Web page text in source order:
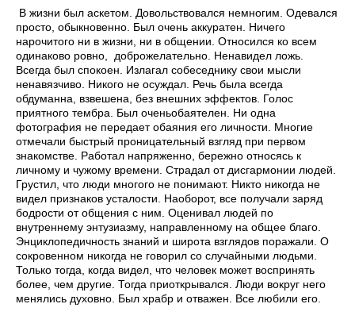
В жизни был аскетом. Довольствовался немногим. Одевался
просто, обыкновенно. Был очень аккуратен. Ничего
нарочитого ни в жизни, ни в общении. Относился ко всем
одинаково ровно, доброжелательно. Ненавидел ложь.
Всегда был спокоен. Излагал собеседнику свои мысли
ненавязчиво. Никого не осуждал. Речь была всегда
обдуманна, взвешена, без внешних эффектов. Голос
приятного тембра. Был оченьобаятелен. Ни одна
фотография не передает обаяния его личности. Многие
отмечали быстрый проницательный взгляд при первом
знакомстве. Работал напряженно, бережно относясь к
личному и чужому времени. Страдал от дисгармонии людей.
Грустил, что люди многого не понимают. Никто никогда не
видел признаков усталости. Наоборот, все получали заряд
бодрости от общения с ним. Оценивал людей по
внутреннему энтузиазму, направленному на общее благо.
Энциклопедичность знаний и широта взглядов поражали. О
сокровенном никогда не говорил со случайными людьми.
Только тогда, когда видел, что человек может воспринять
более, чем другие. Тогда приоткрывался. Люди вокруг него
менялись духовно. Был храбр и отважен. Все любили его.